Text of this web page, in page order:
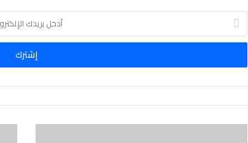
خ
ب
د